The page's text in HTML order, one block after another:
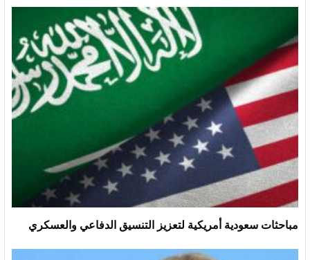
مباحثات سعودية أمريكية لتعزيز التنسيق الدفاعي والعسكري